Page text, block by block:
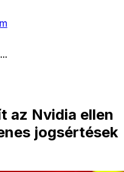
...
az Nvidia ellen
jogsértések